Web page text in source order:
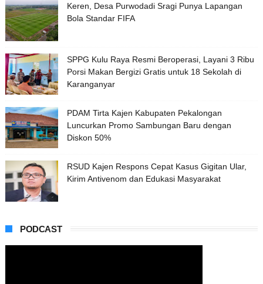
Keren, Desa Purwodadi Sragi Punya Lapangan
Bola Standar FIFA
SPPG Kulu Raya Resmi Beroperasi, Layani 3 Ribu
Porsi Makan Bergizi Gratis untuk 18 Sekolah di
Karanganyar
PDAM Tirta Kajen Kabupaten Pekalongan
Luncurkan Promo Sambungan Baru dengan
Diskon 50%
RSUD Kajen Respons Cepat Kasus Gigitan Ular,
Kirim Antivenom dan Edukasi Masyarakat
PODCAST